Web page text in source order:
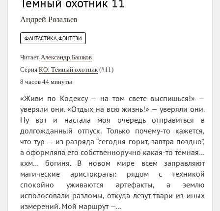
Андрей Розальев
ФАНТАСТИКА, ФЭНТЕЗИ
Читает Александр Башков
Серия КО: Тёмный охотник(#11)
8 часов 44 минуты
«Живи по Кодексу — на том свете выспишься!» —
уверяли они. «Отдых на всю жизнь!» — уверяли они.
Ну вот и настала моя очередь отправиться в
долгожданный отпуск. Только почему-то кажется,
что тур — из разряда “сегодня горит, завтра поздно”,
а оформляла его собственноручно какая-то тёмная…
кхм… богиня. В новом мире всем заправляют
магические аристократы: рядом с техникой
спокойно уживаются артефакты, а землю
исполосовали разломы, откуда лезут твари из иных
измерений. Мой маршрут —...